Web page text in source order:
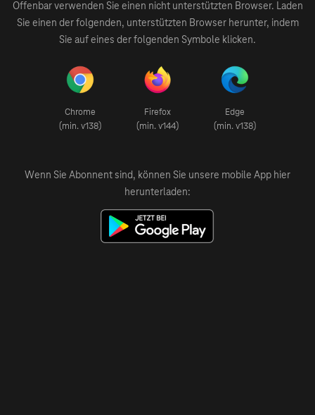
Offenbar verwenden Sie einen nicht unterstützten Browser. Laden
Sie einen der folgenden, unterstützten Browser herunter, indem
Sie auf eines der folgenden Symbole klicken.
Chrome
(min. v138)
Firefox
(min. v144)
Edge
(min. v138)
Wenn Sie Abonnent sind, können Sie unsere mobile App hier
herunterladen: